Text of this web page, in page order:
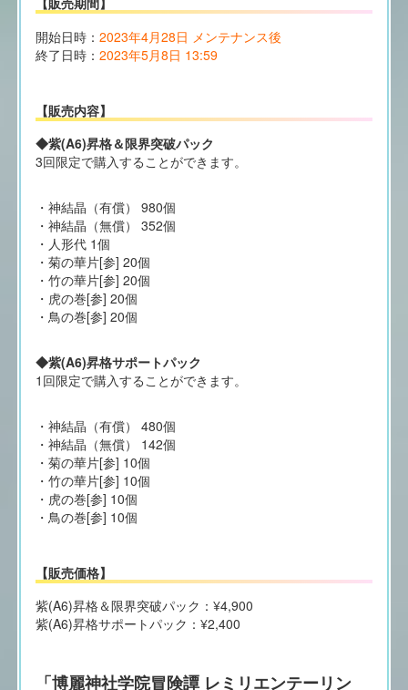
開始日時： 2023年4月28日 メンテナンス後
終了日時： 2023年5月8日 13:59
【販売内容】
◆紫(A6)昇格＆限界突破パック
3回限定で購入することができます。
・神結晶（有償） 980個
・神結晶（無償） 352個
・人形代 1個
・菊の華片[参] 20個
・竹の華片[参] 20個
・虎の巻[参] 20個
・鳥の巻[参] 20個
◆紫(A6)昇格サポートパック
1回限定で購入することができます。
・神結晶（有償） 480個
・神結晶（無償） 142個
・菊の華片[参] 10個
・竹の華片[参] 10個
・虎の巻[参] 10個
・鳥の巻[参] 10個
【販売価格】
紫(A6)昇格＆限界突破パック：¥4,900
紫(A6)昇格サポートパック：¥2,400
「博麗神社学院冒険譚 レミリエンテーリン